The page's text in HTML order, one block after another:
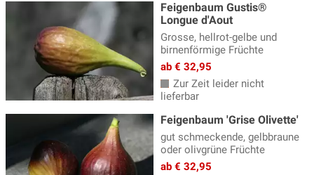
Feigenbaum Gustis®
Longue d'Aout
Grosse, hellrot-gelbe und
birnenförmige Früchte
ab € 32,95
Zur Zeit leider nicht
lieferbar
Feigenbaum 'Grise Olivette'
gut schmeckende, gelbbraune
oder olivgrüne Früchte
ab € 32,95